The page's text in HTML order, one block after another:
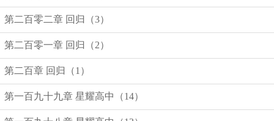
第二百零二章 回归（3）
第二百零一章 回归（2）
第二百章 回归（1）
第一百九十九章 星耀高中（14）